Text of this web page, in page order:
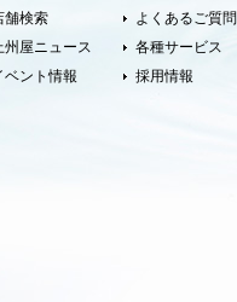
舗検索
州屋ニュース
ベント情報
よくあるご質問
各種サービス
採用情報